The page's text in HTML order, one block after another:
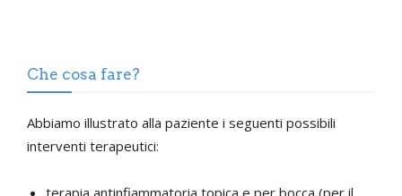
Che cosa fare?
Abbiamo illustrato alla paziente i seguenti possibili
interventi terapeutici: